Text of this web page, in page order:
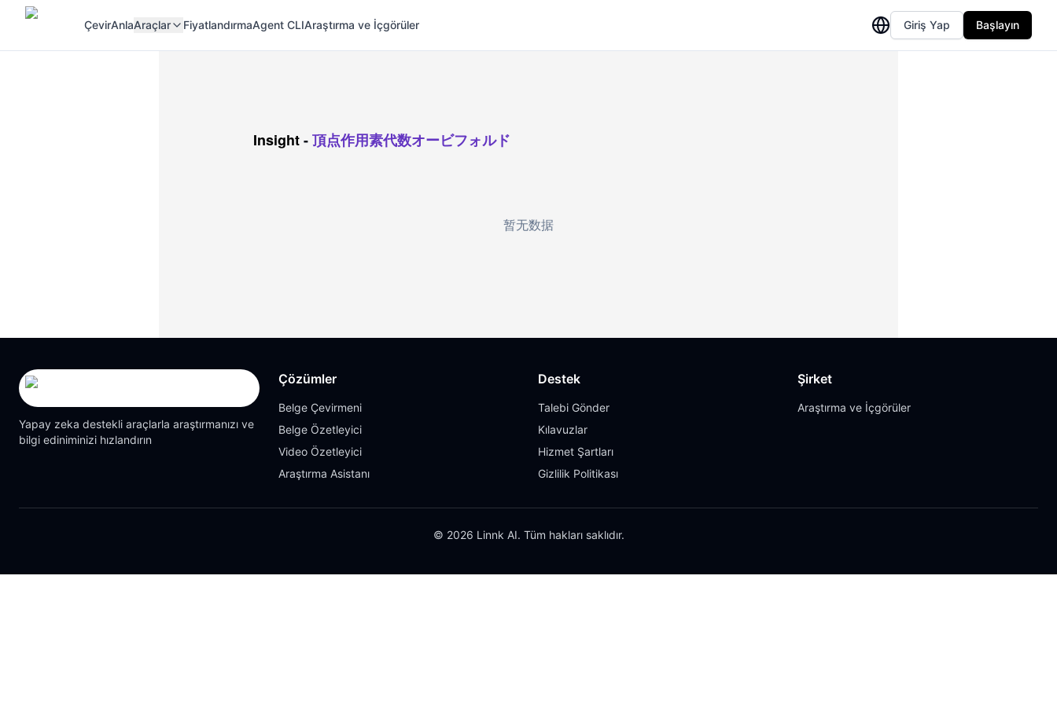
ÇevirAnlaAraçlar FiyatlandırmaAgent CLIAraştırma ve İçgörüler Giriş Yap Başlayın
Insight-頂点作用素代数オービフォルド
暂无数据
Yapay zeka destekli araçlarla araştırmanızı ve
bilgi ediniminizi hızlandırın
Çözümler
Belge Çevirmeni
Belge Özetleyici
Video Özetleyici
Araştırma Asistanı
Destek
Talebi Gönder
Kılavuzlar
Hizmet Şartları
Gizlilik Politikası
Şirket
Araştırma ve İçgörüler
© 2026 Linnk AI. Tüm hakları saklıdır.